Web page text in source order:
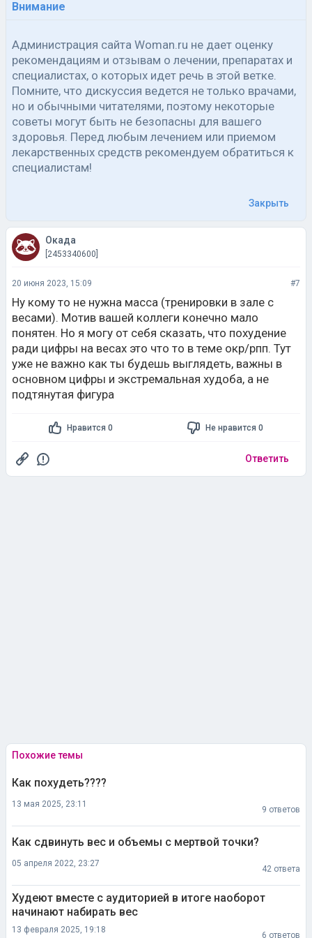
Внимание
Администрация сайта Woman.ru не дает оценку
рекомендациям и отзывам о лечении, препаратах и
специалистах, о которых идет речь в этой ветке.
Помните, что дискуссия ведется не только врачами,
но и обычными читателями, поэтому некоторые
советы могут быть не безопасны для вашего
здоровья. Перед любым лечением или приемом
лекарственных средств рекомендуем обратиться к
специалистам!
Закрыть
Окада
[2453340600]
20 июня 2023, 15:09 #7
Ну кому то не нужна масса (тренировки в зале с
весами). Мотив вашей коллеги конечно мало
понятен. Но я могу от себя сказать, что похудение
ради цифры на весах это что то в теме окр/рпп. Тут
уже не важно как ты будешь выглядеть, важны в
основном цифры и экстремальная худоба, а не
подтянутая фигура
Нравится 0 Не нравится 0
Ответить
Похожие темы
Как похудеть????
13 мая 2025, 23:11
9 ответов
Как сдвинуть вес и объемы с мертвой точки?
05 апреля 2022, 23:27
42 ответа
Худеют вместе с аудиторией в итоге наоборот
начинают набирать вес
13 февраля 2025, 19:18
6 ответов